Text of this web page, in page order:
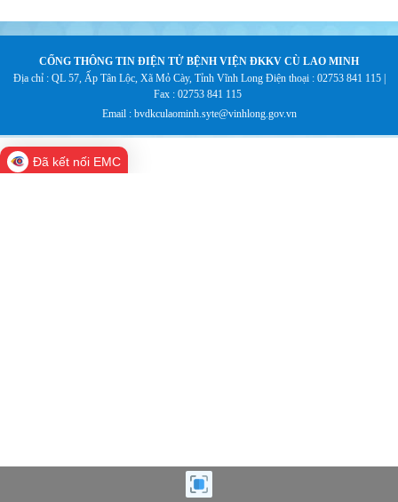
CỐNG THÔNG TIN ĐIỆN TỬ BỆNH VIỆN ĐKKV CÙ LAO MINH
Địa chỉ : QL 57, Ấp Tân Lộc, Xã Mỏ Cày, Tỉnh Vĩnh LongĐiện thoại : 02753 841 115 |
Fax : 02753 841 115
Email : bvdkculaominh.syte@vinhlong.gov.vn
Đã kết nối EMC